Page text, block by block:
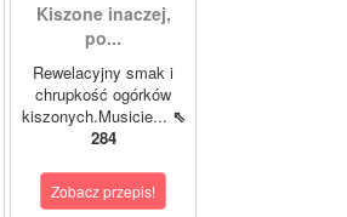
Kiszone inaczej,
po...
Rewelacyjny smak i
chrupkość ogórków
kiszonych.Musicie... ⇖
284
Zobacz przepis!